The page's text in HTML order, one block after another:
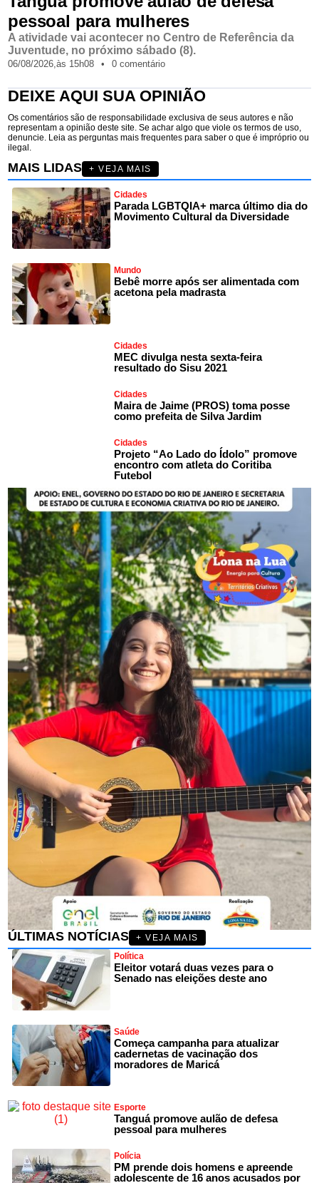
pessoal para mulheres
A atividade vai acontecer no Centro de Referência da
Juventude, no próximo sábado (8).
06/08/2026,às 15h08 • 0 comentário
DEIXE AQUI SUA OPINIÃO
Os comentários são de responsabilidade exclusiva de seus autores e não
representam a opinião deste site. Se achar algo que viole os termos de uso,
denuncie. Leia as perguntas mais frequentes para saber o que é impróprio ou
ilegal.
MAIS LIDAS + VEJA MAIS
Cidades
Parada LGBTQIA+ marca último dia do
Movimento Cultural da Diversidade
Mundo
Bebê morre após ser alimentada com
acetona pela madrasta
Cidades
MEC divulga nesta sexta-feira
resultado do Sisu 2021
Cidades
Maira de Jaime (PROS) toma posse
como prefeita de Silva Jardim
Cidades
Projeto “Ao Lado do Ídolo” promove
encontro com atleta do Coritiba
Futebol
ÚLTIMAS NOTÍCIAS
+ VEJA MAIS
Política
Eleitor votará duas vezes para o
Senado nas eleições deste ano
Saúde
Começa campanha para atualizar
cadernetas de vacinação dos
moradores de Maricá
Esporte
Tanguá promove aulão de defesa
pessoal para mulheres
Polícia
PM prende dois homens e apreende
adolescente de 16 anos acusados por